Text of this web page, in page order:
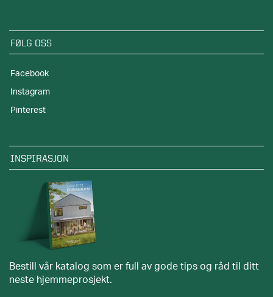
FØLG OSS
Facebook
Instagram
Pinterest
INSPIRASJON
Bestill vår katalog som er full av gode tips og råd til ditt
neste hjemmeprosjekt.